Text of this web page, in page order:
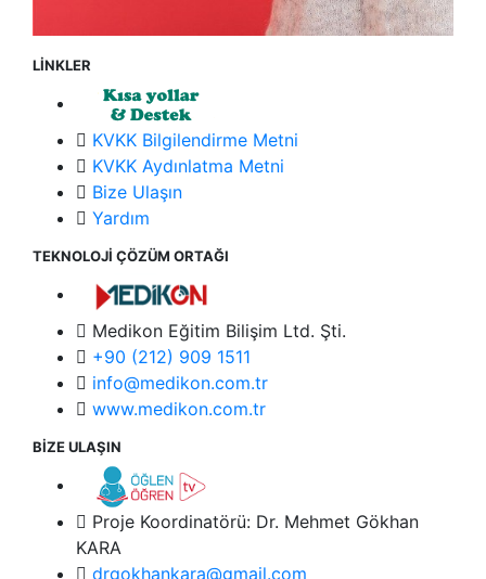
LİNKLER
KVKK Bilgilendirme Metni
KVKK Aydınlatma Metni
Bize Ulaşın
Yardım
TEKNOLOJİ ÇÖZÜM ORTAĞI
Medikon Eğitim Bilişim Ltd. Şti.
+90 (212) 909 1511
info@medikon.com.tr
www.medikon.com.tr
BİZE ULAŞIN
Proje Koordinatörü: Dr. Mehmet Gökhan
KARA
drgokhankara@gmail.com